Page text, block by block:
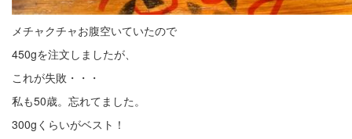
メチャクチャお腹空いていたので
450gを注文しましたが、
これが失敗・・・
私も50歳。忘れてました。
300gくらいがベスト！